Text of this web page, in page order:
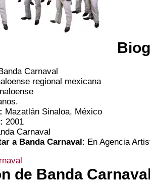
Carnaval
regional mexicana
Mazatlán Sinaloa, México
2001
Carnaval
a Banda Carnaval: En Agencia
de Banda